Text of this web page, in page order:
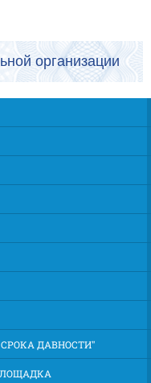
организации
ДАВНОСТИ"